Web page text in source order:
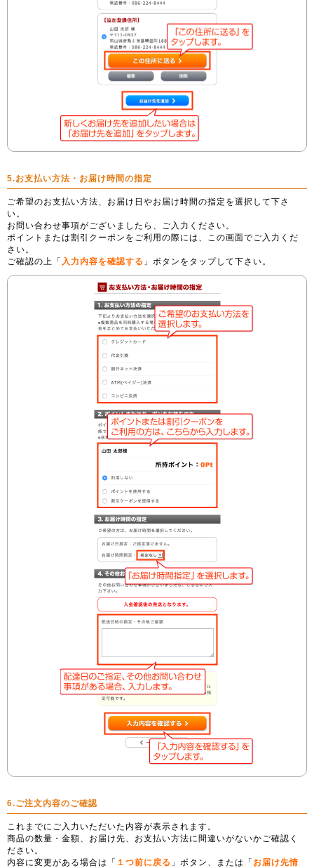
5.お支払い方法・お届け時間の指定
ご希望のお支払い方法、お届け日やお届け時間の指定を選択して下さ
い。
お問い合わせ事項がございましたら、ご入力ください。
ポイントまたは割引クーポンをご利用の際には、この画面でご入力くだ
さい。
ご確認の上「 入力内容を確認する 」ボタンをタップして下さい。
6.ご注文内容のご確認
これまでにご入力いただいた内容が表示されます。
商品の数量・金額、お届け先、お支払い方法に間違いがないかご確認く
ださい。
内容に変更がある場合は「 １つ前に戻る 」ボタン、または「 お届け先情